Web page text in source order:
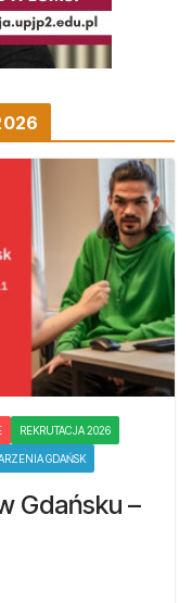
REKRUTACJA 2026
GDAŃSK
Gdańsku –